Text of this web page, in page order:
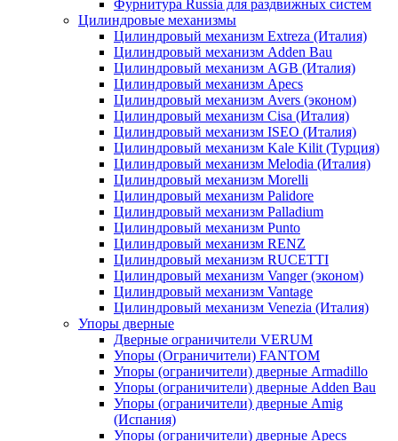
Фурнитура Russia для раздвижных систем
Цилиндровые механизмы
Цилиндровый механизм Extreza (Италия)
Цилиндровый механизм Adden Bau
Цилиндровый механизм AGB (Италия)
Цилиндровый механизм Apecs
Цилиндровый механизм Avers (эконом)
Цилиндровый механизм Cisa (Италия)
Цилиндровый механизм ISEO (Италия)
Цилиндровый механизм Kale Kilit (Турция)
Цилиндровый механизм Melodia (Италия)
Цилиндровый механизм Morelli
Цилиндровый механизм Palidore
Цилиндровый механизм Palladium
Цилиндровый механизм Punto
Цилиндровый механизм RENZ
Цилиндровый механизм RUCETTI
Цилиндровый механизм Vanger (эконом)
Цилиндровый механизм Vantage
Цилиндровый механизм Venezia (Италия)
Упоры дверные
Дверные ограничители VERUM
Упоры (Ограничители) FANTOM
Упоры (ограничители) дверные Armadillo
Упоры (ограничители) дверные Adden Bau
Упоры (ограничители) дверные Amig
(Испания)
Упоры (ограничители) дверные Apecs